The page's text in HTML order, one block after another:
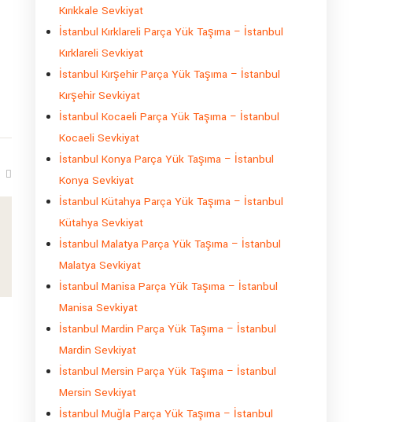
Kırıkkale Sevkiyat
İstanbul Kırklareli Parça Yük Taşıma – İstanbul
Kırklareli Sevkiyat
İstanbul Kırşehir Parça Yük Taşıma – İstanbul
Kırşehir Sevkiyat
İstanbul Kocaeli Parça Yük Taşıma – İstanbul
Kocaeli Sevkiyat
İstanbul Konya Parça Yük Taşıma – İstanbul
Konya Sevkiyat
İstanbul Kütahya Parça Yük Taşıma – İstanbul
Kütahya Sevkiyat
İstanbul Malatya Parça Yük Taşıma – İstanbul
Malatya Sevkiyat
İstanbul Manisa Parça Yük Taşıma – İstanbul
Manisa Sevkiyat
İstanbul Mardin Parça Yük Taşıma – İstanbul
Mardin Sevkiyat
İstanbul Mersin Parça Yük Taşıma – İstanbul
Mersin Sevkiyat
İstanbul Muğla Parça Yük Taşıma – İstanbul